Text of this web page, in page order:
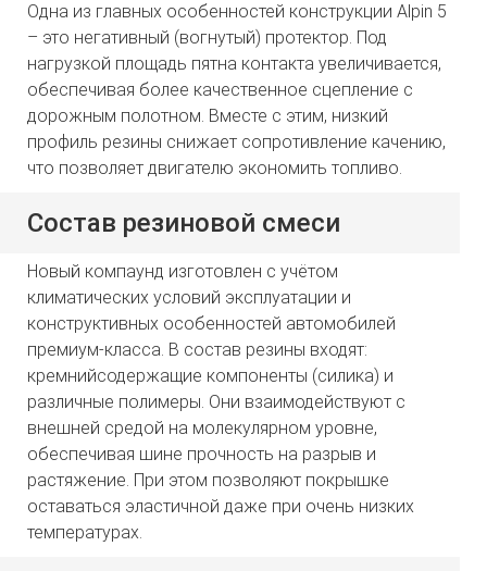
Одна из главных особенностей конструкции Alpin 5
– это негативный (вогнутый) протектор. Под
нагрузкой площадь пятна контакта увеличивается,
обеспечивая более качественное сцепление с
дорожным полотном. Вместе с этим, низкий
профиль резины снижает сопротивление качению,
что позволяет двигателю экономить топливо.
Состав резиновой смеси
Новый компаунд изготовлен с учётом
климатических условий эксплуатации и
конструктивных особенностей автомобилей
премиум-класса. В состав резины входят:
кремнийсодержащие компоненты (силика) и
различные полимеры. Они взаимодействуют с
внешней средой на молекулярном уровне,
обеспечивая шине прочность на разрыв и
растяжение. При этом позволяют покрышке
оставаться эластичной даже при очень низких
температурах.